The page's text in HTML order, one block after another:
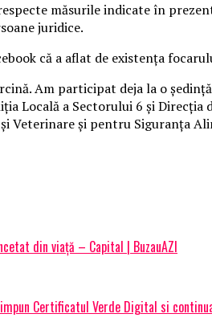
măsurile indicate în
juridice.
că a aflat de existența
Am participat deja la o
Locală a Sectorului 6 şi
Veterinare şi pentru Siguranţa
din viață – Capital | BuzauAZI
Certificatul Verde Digital si